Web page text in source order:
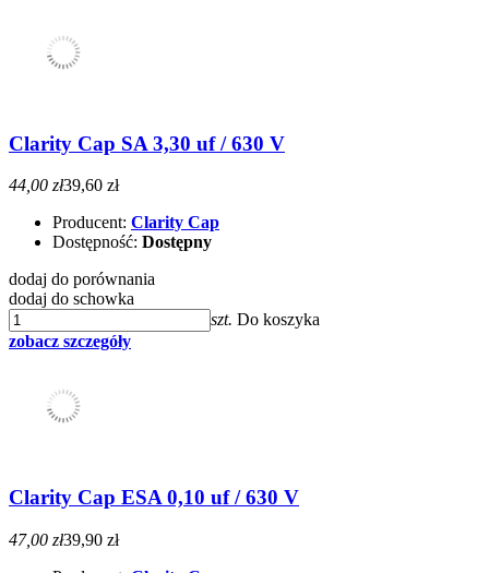
Clarity Cap SA 3,30 uf / 630 V
44,00 zł39,60 zł
Producent: Clarity Cap
Dostępność: Dostępny
dodaj do porównania
dodaj do schowka
szt. Do koszyka
zobacz szczegóły
Clarity Cap ESA 0,10 uf / 630 V
47,00 zł39,90 zł